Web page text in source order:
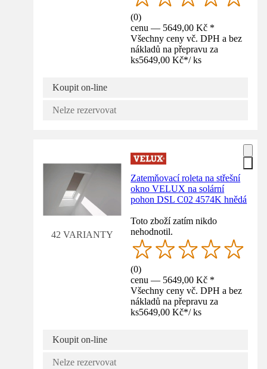
(0)
cenu — 5649,00 Kč *
Všechny ceny vč. DPH a bez
nákladů na přepravu za
ks5649,00 Kč*/ ks
Koupit on-line
Nelze rezervovat
42 VARIANTY
Zatemňovací roleta na střešní
okno VELUX na solární
pohon DSL C02 4574K hnědá
Toto zboží zatím nikdo
nehodnotil.
(0)
cenu — 5649,00 Kč *
Všechny ceny vč. DPH a bez
nákladů na přepravu za
ks5649,00 Kč*/ ks
Koupit on-line
Nelze rezervovat